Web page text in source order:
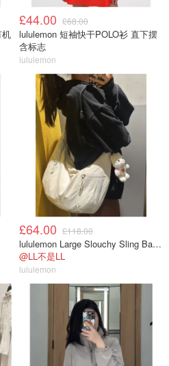
£44.00 £68.00
lululemon 短袖快干POLO衫 直下摆
含标志
lululemon
£64.00 £118.00
lululemon Large Slouchy Sling Bag 13L
@LL不是LL
lululemon